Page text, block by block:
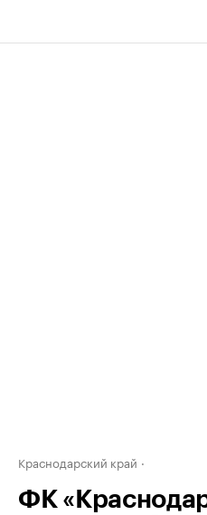
Краснодарский край
ФК